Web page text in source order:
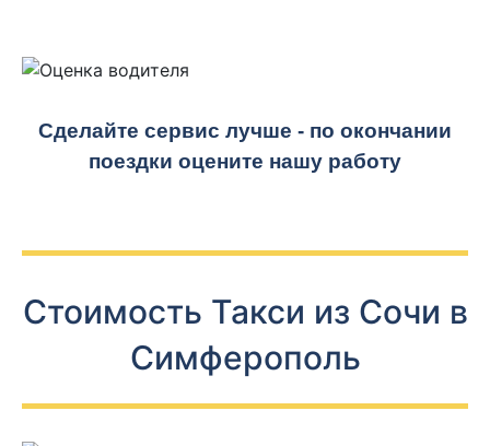
Сделайте сервис лучше - по окончании
поездки оцените нашу работу
Стоимость Такси из Сочи в
Симферополь